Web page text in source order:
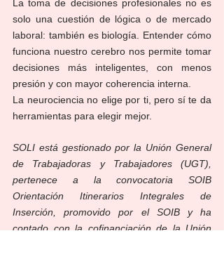
La toma de decisiones profesionales no es
solo una cuestión de lógica o de mercado
laboral: también es biología. Entender cómo
funciona nuestro cerebro nos permite tomar
decisiones más inteligentes, con menos
presión y con mayor coherencia interna.
La neurociencia no elige por ti, pero sí te da
herramientas para elegir mejor.
SOLI está gestionado por la Unión General
de Trabajadoras y Trabajadores (UGT),
pertenece a la convocatoria SOIB
Orientación Itinerarios Integrales de
Inserción, promovido por el SOIB y ha
contado con la cofinanciación de la Unión